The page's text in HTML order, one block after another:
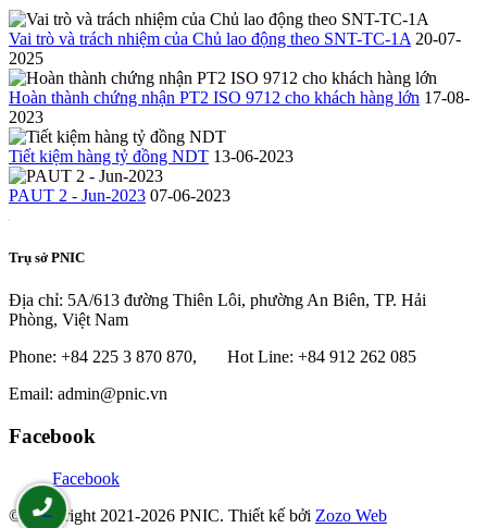
Vai trò và trách nhiệm của Chủ lao động theo SNT-TC-1A 20-07-
2025
Hoàn thành chứng nhận PT2 ISO 9712 cho khách hàng lớn 17-08-
2023
Tiết kiệm hàng tỷ đồng NDT 13-06-2023
PAUT 2 - Jun-2023 07-06-2023
Trụ sở PNIC
Địa chỉ: 5A/613 đường Thiên Lôi, phường An Biên, TP. Hải
Phòng, Việt Nam
Phone: +84 225 3 870 870, Hot Line: +84 912 262 085
Email: admin@pnic.vn
Facebook
Facebook
© Copyright 2021-2026 PNIC. Thiết kế bởi Zozo Web